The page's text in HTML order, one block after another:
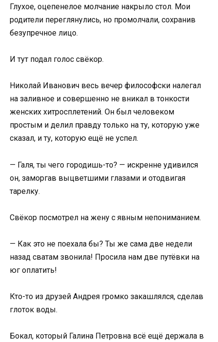
Глухое, оцепенелое молчание накрыло стол. Мои
родители переглянулись, но промолчали, сохранив
безупречное лицо.
И тут подал голос свёкор.
Николай Иванович весь вечер философски налегал
на заливное и совершенно не вникал в тонкости
женских хитросплетений. Он был человеком
простым и делил правду только на ту, которую уже
сказал, и ту, которую ещё не успел.
— Галя, ты чего городишь-то? — искренне удивился
он, заморгав выцветшими глазами и отодвигая
тарелку.
Свёкор посмотрел на жену с явным непониманием.
— Как это не поехала бы? Ты же сама две недели
назад сватам звонила! Просила нам две путёвки на
юг оплатить!
Кто-то из друзей Андрея громко закашлялся, сделав
глоток воды.
Бокал, который Галина Петровна всё ещё держала в